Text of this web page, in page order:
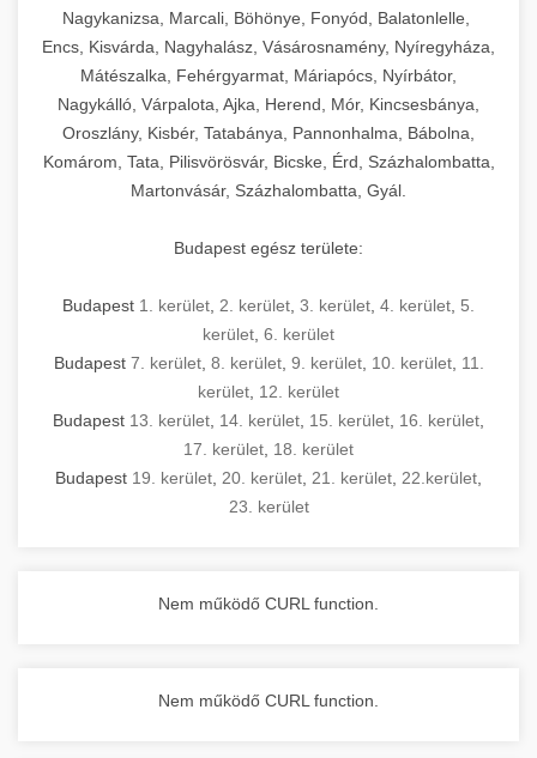
Nagykanizsa, Marcali, Böhönye, Fonyód, Balatonlelle,
Encs, Kisvárda, Nagyhalász, Vásárosnamény, Nyíregyháza,
Mátészalka, Fehérgyarmat, Máriapócs, Nyírbátor,
Nagykálló, Várpalota, Ajka, Herend, Mór, Kincsesbánya,
Oroszlány, Kisbér, Tatabánya, Pannonhalma, Bábolna,
Komárom, Tata, Pilisvörösvár, Bicske, Érd, Százhalombatta,
Martonvásár, Százhalombatta, Gyál.
Budapest egész területe:
Budapest 1. kerület 2. kerület 3. kerület 4. kerület 5.
kerület 6. kerület
Budapest 7. kerület, 8. kerület, 9. kerület, 10. kerület, 11.
kerület 12. kerület
Budapest 13. kerület 14. kerület 15. kerület 16. kerület
17. kerület 18. kerület
Budapest 19. kerület 20. kerület 21. kerület 22.kerület
23. kerület
Nem működő CURL function.
Nem működő CURL function.